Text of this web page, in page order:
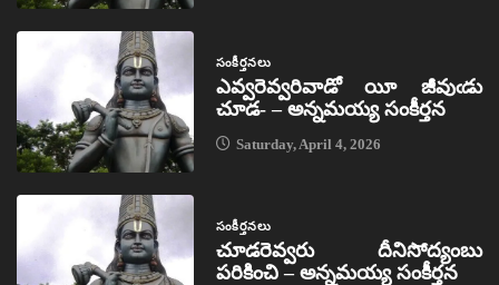
సంకీర్తనలు
ఎవ్వరెవ్వరివాడో యీ జీవుఁడు
చూడ- – అన్నమయ్య సంకీర్తన
Saturday, April 4, 2026
సంకీర్తనలు
చూడరెవ్వరు దీనిసోద్యంబు
పరికించి – అన్నమయ్య సంకీర్తన